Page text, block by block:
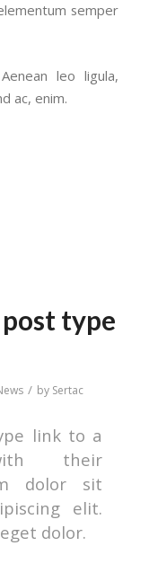
semper
leo ligula,
ac, enim.
type
/ by Sertac
link to a
their
dolor sit
elit.
dolor.